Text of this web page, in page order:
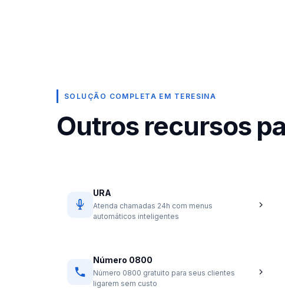
SOLUÇÃO COMPLETA EM TERESINA
Outros recursos
URA
Atenda chamadas 24h com menus
automáticos inteligentes
Número 0800
Número 0800 gratuito para seus clientes
ligarem sem custo